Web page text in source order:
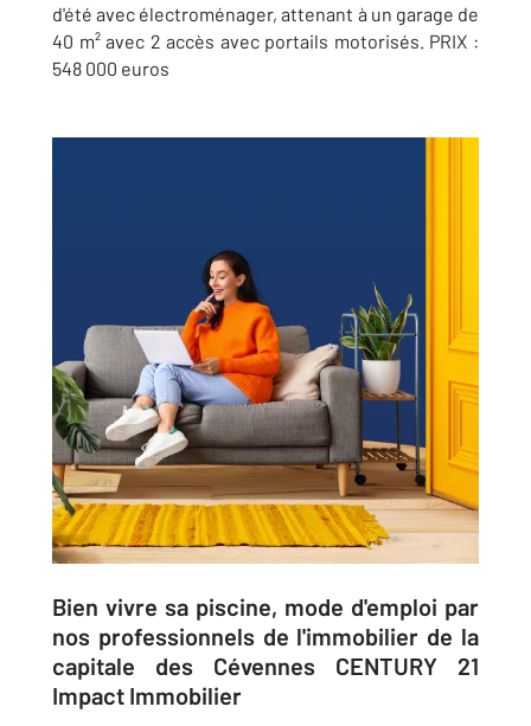
d'été avec électroménager, attenant à un garage de
40 m² avec 2 accès avec portails motorisés. PRIX :
548 000 euros
Bien vivre sa piscine, mode d'emploi par
nos professionnels de l'immobilier de la
capitale des Cévennes CENTURY 21
Impact Immobilier